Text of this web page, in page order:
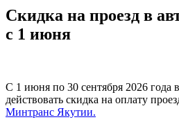
Скидка на проезд в
с 1 июня
С 1 июня по 30 сентября 2026 года
действовать скидка на оплату
Минтранс Якутии.